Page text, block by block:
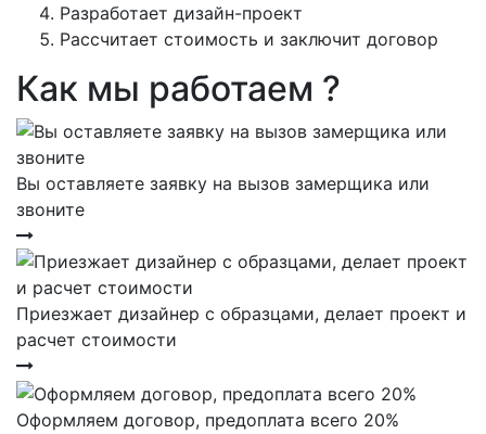
Разработает дизайн-проект
Рассчитает стоимость и заключит договор
Как мы работаем ?
Вы оставляете заявку на вызов замерщика или
звоните
Приезжает дизайнер с образцами, делает проект и
расчет стоимости
Оформляем договор, предоплата всего 20%